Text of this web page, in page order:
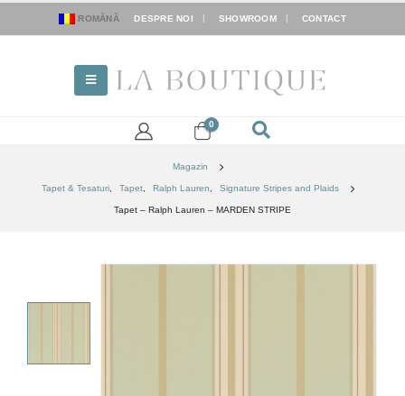
ROMÂNĂ DESPRE NOI SHOWROOM CONTACT
0
Magazin
Tapet & Tesaturi, Tapet, Ralph Lauren Signature Stripes and Plaids
Tapet – Ralph Lauren – MARDEN STRIPE